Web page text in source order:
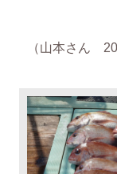
（山本さん